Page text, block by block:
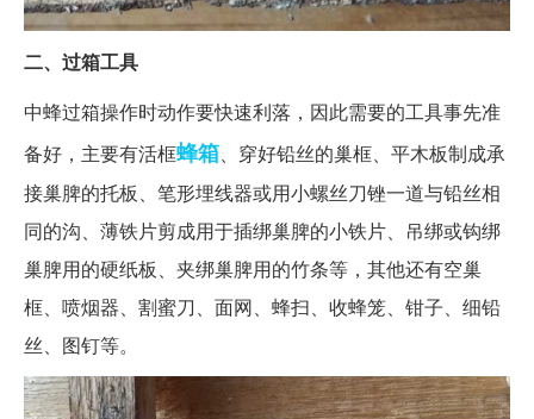
二、过箱工具
中蜂过箱操作时动作要快速利落，因此需要的工具事先准
备好，主要有活框蜂箱、穿好铅丝的巢框、平木板制成承
接巢脾的托板、笔形埋线器或用小螺丝刀锉一道与铅丝相
同的沟、薄铁片剪成用于插绑巢脾的小铁片、吊绑或钩绑
巢脾用的硬纸板、夹绑巢脾用的竹条等，其他还有空巢
框、喷烟器、割蜜刀、面网、蜂扫、收蜂笼、钳子、细铅
丝、图钉等。